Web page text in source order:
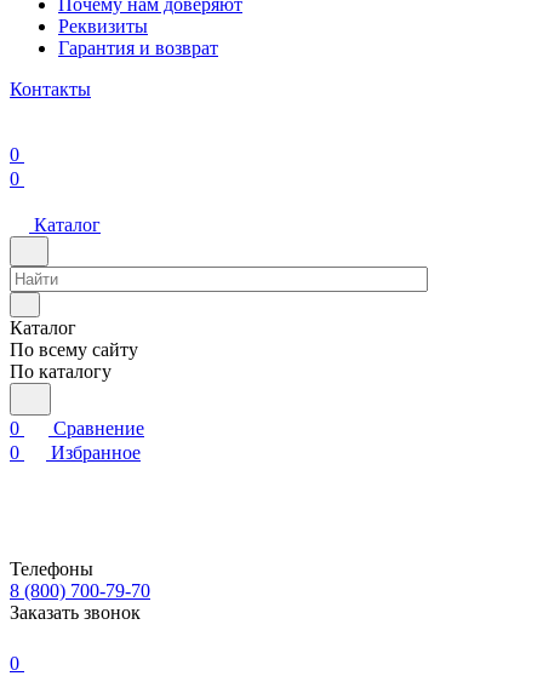
Почему нам доверяют
Реквизиты
Гарантия и возврат
Контакты
0
0
Каталог
Каталог
По всему сайту
По каталогу
0
Сравнение
0
Избранное
Телефоны
8 (800) 700-79-70
Заказать звонок
0